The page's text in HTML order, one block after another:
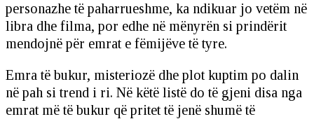
personazhe të paharrueshme, ka ndikuar jo vetëm në
libra dhe filma, por edhe në mënyrën si prindërit
mendojnë për emrat e fëmijëve të tyre.
Emra të bukur, misteriozë dhe plot kuptim po dalin
në pah si trend i ri. Në këtë listë do të gjeni disa nga
emrat më të bukur që pritet të jenë shumë të